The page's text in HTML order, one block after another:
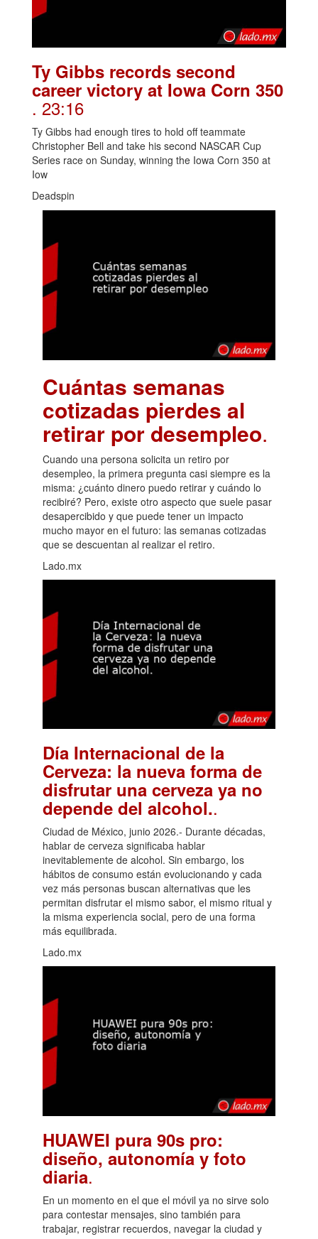
Ty Gibbs records second
career victory at Iowa Corn 350
. 23:16
Ty Gibbs had enough tires to hold off teammate
Christopher Bell and take his second NASCAR Cup
Series race on Sunday, winning the Iowa Corn 350 at
Iow
Deadspin
Cuántas semanas
cotizadas pierdes al
retirar por desempleo.
Cuando una persona solicita un retiro por
desempleo, la primera pregunta casi siempre es la
misma: ¿cuánto dinero puedo retirar y cuándo lo
recibiré? Pero, existe otro aspecto que suele pasar
desapercibido y que puede tener un impacto
mucho mayor en el futuro: las semanas cotizadas
que se descuentan al realizar el retiro.
Lado.mx
Día Internacional de la
Cerveza: la nueva forma de
disfrutar una cerveza ya no
depende del alcohol..
Ciudad de México, junio 2026.- Durante décadas,
hablar de cerveza significaba hablar
inevitablemente de alcohol. Sin embargo, los
hábitos de consumo están evolucionando y cada
vez más personas buscan alternativas que les
permitan disfrutar el mismo sabor, el mismo ritual y
la misma experiencia social, pero de una forma
más equilibrada.
Lado.mx
HUAWEI pura 90s pro:
diseño, autonomía y foto
diaria.
En un momento en el que el móvil ya no sirve solo
para contestar mensajes, sino también para
trabajar, registrar recuerdos, navegar la ciudad y